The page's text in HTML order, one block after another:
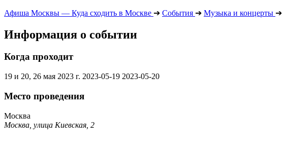
Афиша Москвы — Куда сходить в Москве ➔ События ➔ Музыка и концерты ➔
Информация о событии
Когда проходит
19 и 20, 26 мая 2023 г. 2023-05-19 2023-05-20
Место проведения
Москва
Москва, улица Киевская, 2